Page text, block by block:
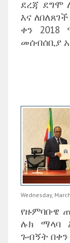
ደረጃ ደግሞ
እና
ቀን
መሰብሰቢያ
Wednesday,
የዙምባቡዌ
ሉክ ማላባ
ጉብኝት በቀን